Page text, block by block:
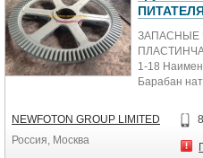
ЗАПАСНЫЕ
1-18
Барабан
1-18 1-
NEWFOTON GROUP LIMITED
Россия, Москва